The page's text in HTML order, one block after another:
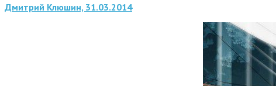
Дмитрий Клюшин, 31.03.2014